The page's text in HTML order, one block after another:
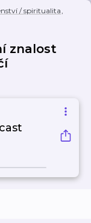
/ spiritualita,
znalost